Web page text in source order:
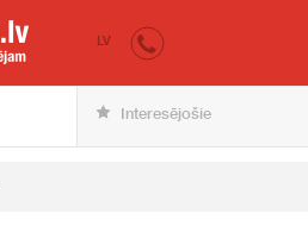
iepirkumi.lv
LV
Interesējošie